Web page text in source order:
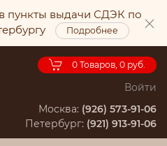
пункты выдачи СДЭК по
Подробнее
0 Товаров, 0 руб.
Войти
Москва: (926) 573-91-06
Петербург: (921) 913-91-06